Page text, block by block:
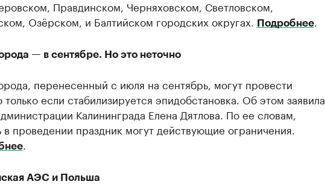
Правдинском, Черняховском, Светловском,
Озёрском, и Балтийском городских округах.
Подробнее.
— в сентябре. Но это неточно
перенесенный с июля на сентябрь, могут провести
если стабилизируется эпидобстановка. Об этом заявила
Калининграда Елена Дятлова. По ее словам,
в проведении праздник могут действующие ограничения.
.
АЭС и Польша